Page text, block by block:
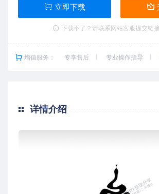
立即下载
下载不了？请联系网站客服提交链
增值服务： 专享售后 专业操作指导
详情介绍